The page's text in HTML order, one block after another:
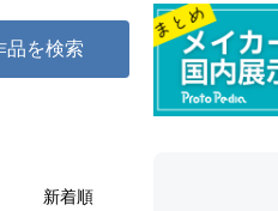
品を検索
新着順